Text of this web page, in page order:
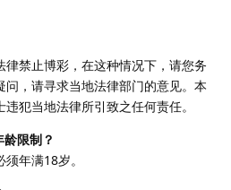
禁止博彩，在这种情况下，请您务
，请寻求当地法律部门的意见。本
犯当地法律所引致之任何责任。
限制？
年满18岁。